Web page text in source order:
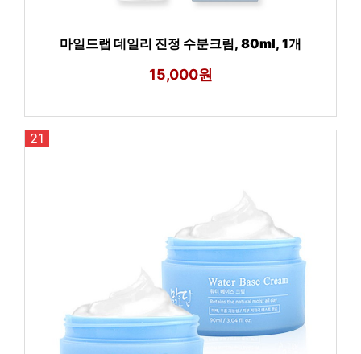
마일드랩 데일리 진정 수분크림, 80ml, 1개
15,000원
21